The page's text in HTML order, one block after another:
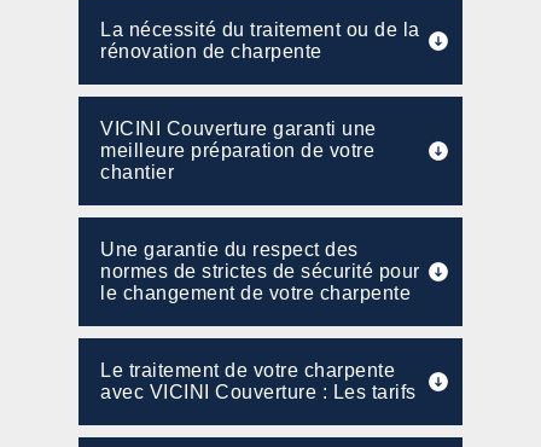
La nécessité du traitement ou de la
rénovation de charpente
VICINI Couverture garanti une
meilleure préparation de votre
chantier
Une garantie du respect des
normes de strictes de sécurité pour
le changement de votre charpente
Le traitement de votre charpente
avec VICINI Couverture : Les tarifs